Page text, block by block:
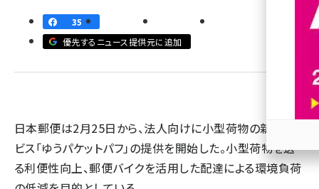
ビィ・フォアード (786)
revico (746)
35
優先するニュース提供元に追加
日本郵便は2月25日から、法人向けに小型荷物の新サー
ビス「ゆうパケットパフ」の提供を開始した。小型荷物を送
る利便性向上、郵便バイクを活用した配達による環境負荷参